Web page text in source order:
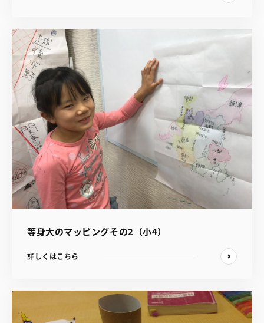
等身大のマッピングその2（小4）
詳しくはこちら